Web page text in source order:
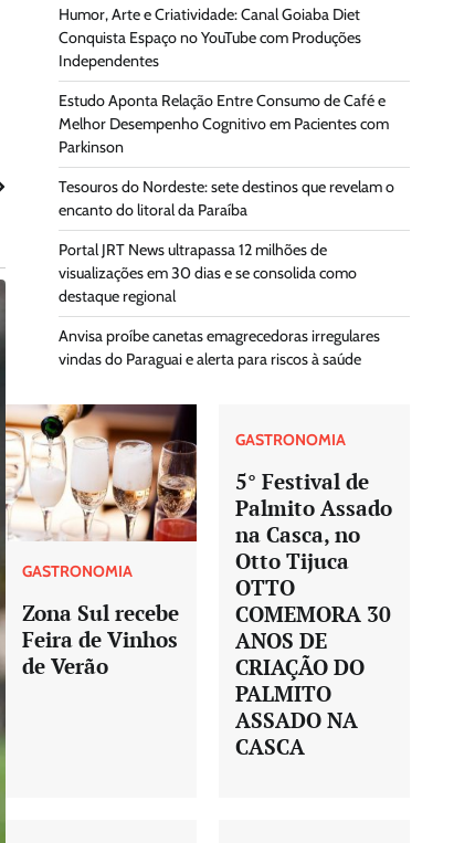
Humor, Arte e Criatividade: Canal Goiaba Diet
Conquista Espaço no YouTube com Produções
Independentes
Estudo Aponta Relação Entre Consumo de Café e
Melhor Desempenho Cognitivo em Pacientes com
Parkinson
Tesouros do Nordeste: sete destinos que revelam o
encanto do litoral da Paraíba
Portal JRT News ultrapassa 12 milhões de
visualizações em 30 dias e se consolida como
destaque regional
Anvisa proíbe canetas emagrecedoras irregulares
vindas do Paraguai e alerta para riscos à saúde
GASTRONOMIA
Zona Sul recebe
Feira de Vinhos
de Verão
GASTRONOMIA
5° Festival de
Palmito Assado
na Casca, no
Otto Tijuca
OTTO
COMEMORA 30
ANOS DE
CRIAÇÃO DO
PALMITO
ASSADO NA
CASCA